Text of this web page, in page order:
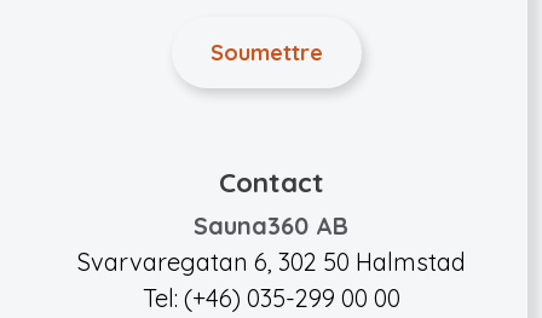
Contact
Sauna360 AB
Svarvaregatan 6, 302 50 Halmstad
Tel: (+46) 035-299 00 00